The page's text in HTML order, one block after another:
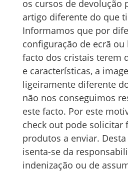
os cursos de devolução
artigo diferente do que
Informamos que por
configuração de ecrã ou
facto dos cristais terem
e características, a
ligeiramente diferente
não nos conseguimos
este facto. Por este
check out pode solicitar
produtos a enviar.
isenta-se da
indenização ou de